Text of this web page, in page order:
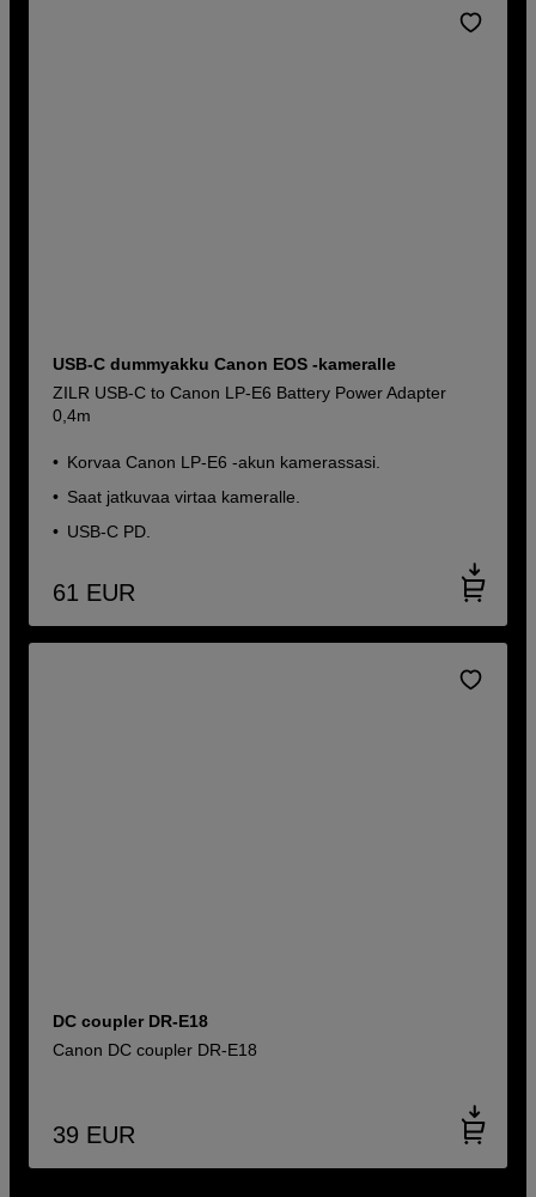
USB-C dummyakku Canon EOS -kameralle
ZILR USB-C to Canon LP-E6 Battery Power Adapter
0,4m
Korvaa Canon LP-E6 -akun kamerassasi.
Saat jatkuvaa virtaa kameralle.
USB-C PD.
61 EUR
DC coupler DR-E18
Canon DC coupler DR-E18
39 EUR